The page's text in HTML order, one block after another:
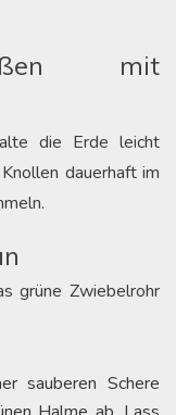
mit
die Erde leicht
dauerhaft im
grüne Zwiebelrohr
sauberen Schere